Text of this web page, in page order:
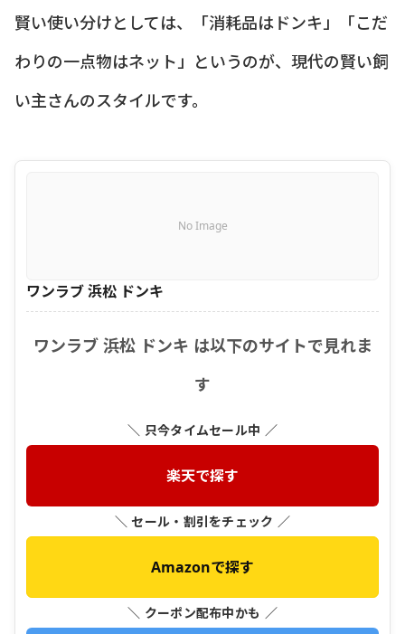
賢い使い分けとしては、「消耗品はドンキ」「こだ
わりの一点物はネット」というのが、現代の賢い飼
い主さんのスタイルです。
No Image
ワンラブ 浜松 ドンキ
ワンラブ 浜松 ドンキ は以下のサイトで見れま
す
＼ 只今タイムセール中 ／
楽天で探す
＼ セール・割引をチェック ／
Amazonで探す
＼ クーポン配布中かも ／